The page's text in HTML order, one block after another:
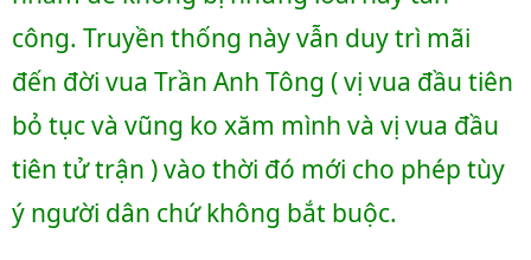
công. Truyền thống này vẫn duy trì mãi
đến đời vua Trần Anh Tông ( vị vua đầu tiên
bỏ tục và vũng ko xăm mình và vị vua đầu
tiên tử trận ) vào thời đó mới cho phép tùy
ý người dân chứ không bắt buộc.